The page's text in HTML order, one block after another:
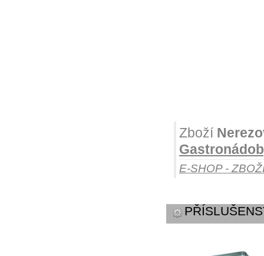
Zboží
E-SHOP -